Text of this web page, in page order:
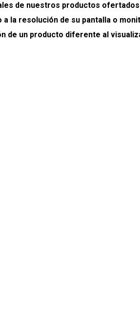
de nuestros productos
la resolución de su pantalla o
de un producto diferente al